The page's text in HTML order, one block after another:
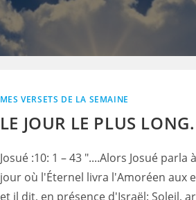
MES VERSETS DE LA SEMAINE
LE JOUR LE PLUS LONG.
Josué :10: 1 – 43 "....Alors Josué parla
jour où l'Éternel livra l'Amoréen aux
et il dit, en présence d'Israël: Soleil,